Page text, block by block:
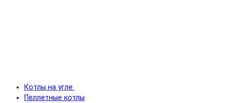
Котлы на угле
Пеллетные котлы